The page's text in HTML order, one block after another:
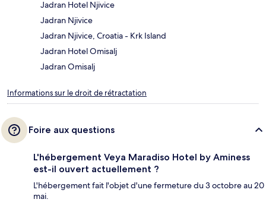
Jadran Hotel Njivice
Jadran Njivice
Jadran Njivice, Croatia - Krk Island
Jadran Hotel Omisalj
Jadran Omisalj
Informations sur le droit de rétractation
Foire aux questions
L'hébergement Veya Maradiso Hotel by Aminess
est-il ouvert actuellement ?
L'hébergement fait l'objet d'une fermeture du 3 octobre au 20
mai.